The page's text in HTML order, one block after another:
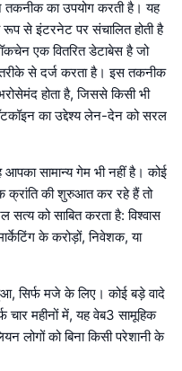
तकनीक का उपयोग करती है। यह
से इंटरनेट पर संचालित होती है
एक वितरित डेटाबेस है जो
से दर्ज करता है। इस तकनीक
होता है, जिससे किसी भी
का उद्देश्य लेन-देन को सरल
सामान्य गेम भी नहीं है। कोई
क्रांति की शुरुआत कर रहे हैं तो
को साबित करता है: विश्वास
के करोड़ों, निवेशक, या
सिर्फ मजे के लिए। कोई बड़े वादे
चार महीनों में, यह वेब3 सामूहिक
लोगों को बिना किसी परेशानी के